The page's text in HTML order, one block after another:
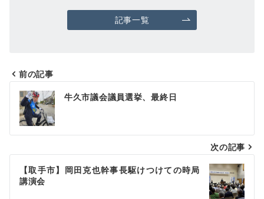
記事一覧
投
稿
ナ
ビ
ー
前の記事
牛久市議会議員選挙、最終日
次の記事
【取手市】岡田克也幹事長駆けつけての時局
講演会